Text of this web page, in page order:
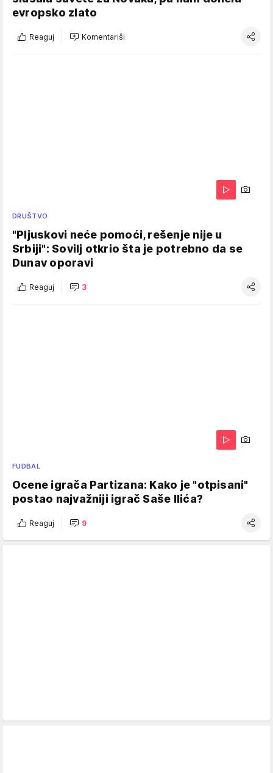
evropsko zlato
Reaguj Komentariši
DRUŠTVO
"Pljuskovi neće pomoći, rešenje nije u
Srbiji": Sovilj otkrio šta je potrebno da se
Dunav oporavi
Reaguj 3
FUDBAL
Ocene igrača Partizana: Kako je "otpisani"
postao najvažniji igrač Saše Ilića?
Reaguj 9